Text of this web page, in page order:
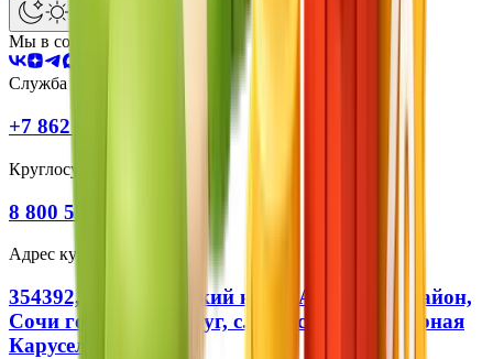
Мы в соцсетях:
Служба бронирования:
+7 862 245 50 50
Круглосуточная поддержка:
8 800 550 20 20
Адрес курорта:
354392, Краснодарский край, Адлерский район,
Сочи городской округ, с. Эстосадок, ул. Горная
Карусель, 5